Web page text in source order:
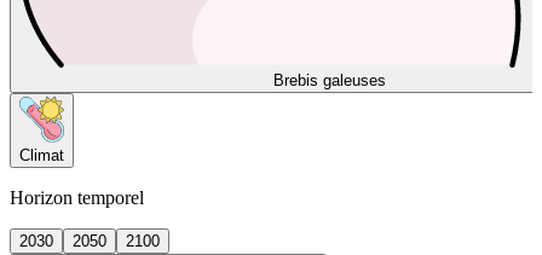
Brebis galeuses
Climat
Horizon temporel
2030 2050
2100